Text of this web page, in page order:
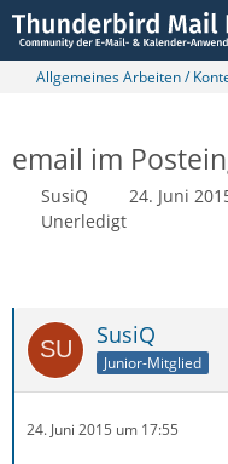
Allgemeines Arbeiten /
email im
SusiQ 24. Juni
Unerledigt
SusiQ
Junior-Mitglied
24. Juni 2015 um 17:55